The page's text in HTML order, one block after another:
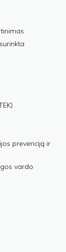
prevenciją ir
vardo